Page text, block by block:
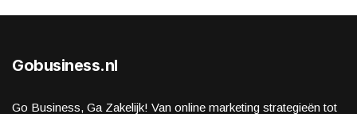
Gobusiness.nl
Go Business, Ga Zakelijk! Van online marketing strategieën tot